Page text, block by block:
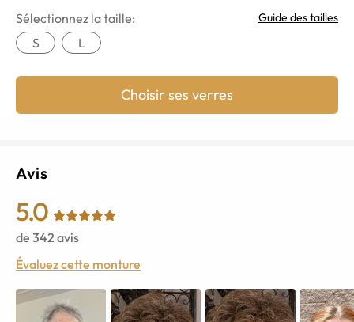
Sélectionnez la taille: Guide des tailles
S L
Choisir ses verres
Avis
5.0
de 342 avis
Évaluez cette monture